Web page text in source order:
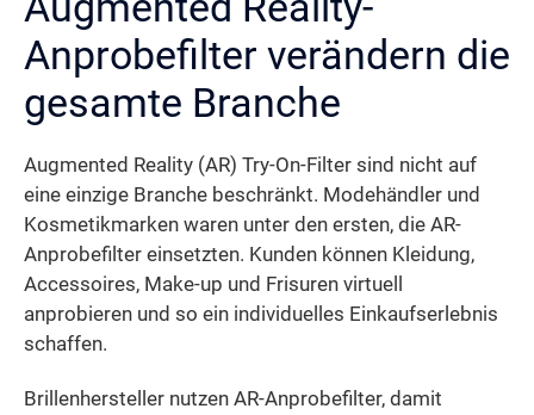
Anprobefilter verändern die
gesamte Branche
Augmented Reality (AR) Try-On-Filter sind nicht auf
eine einzige Branche beschränkt. Modehändler und
Kosmetikmarken waren unter den ersten, die AR-
Anprobefilter einsetzten. Kunden können Kleidung,
Accessoires, Make-up und Frisuren virtuell
anprobieren und so ein individuelles Einkaufserlebnis
schaffen.
Brillenhersteller nutzen AR-Anprobefilter, damit